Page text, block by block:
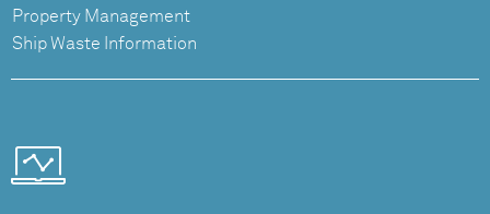
Property Management
Ship Waste Information